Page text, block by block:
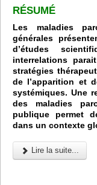
RÉSUMÉ
Les maladies
générales
d’études
interrelations
stratégies
de l’apparition et
systémiques. Une
des maladies
publique permet
dans un contexte
Lire la suite...